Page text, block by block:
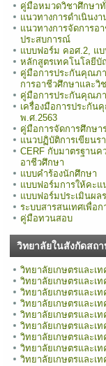
คู่มือหมวดวิชาศึกษาทั่
แนวทางการดำเนินง
แนวทางการจัดการอ
ประสบการณ์
แบบฟอร์ม คอศ.2, แ
หลักสูตรเทคโนโลยี
คู่มือการประกันคุณภ
การอาชีวศึกษาและวิ
คู่มือการประกันคุณภ
เครื่องมือการประกั
พ.ศ.2563
คู่มือการจัดการศึกษา
แนวปฏิบัติการเขียน
CERF กับมาตรฐาน
อาชีวศึกษา
แบบคำร้องนักศึกษา
แบบฟอร์มการให้คะแ
แบบฟอร์มประเมินผล
ระบบสารสนเทศเพื่อ
คู่มือทวนสอบ
วิทยาลัยในสังกัดสถ
วิทยาลัยเกษตรและเ
วิทยาลัยเกษตรและเ
วิทยาลัยเกษตรและเ
วิทยาลัยเกษตรและเ
วิทยาลัยเกษตรและเ
วิทยาลัยเกษตรและเ
วิทยาลัยเกษตรและเ
วิทยาลัยเกษตรและเ
วิทยาลัยเกษตรและเ